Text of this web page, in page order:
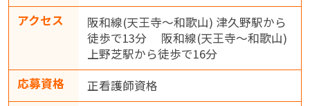
アクセス
阪和線(天王寺～和歌山) 津久野駅から
徒歩で13分 阪和線(天王寺～和歌山)
上野芝駅から徒歩で16分
応募資格
正看護師資格